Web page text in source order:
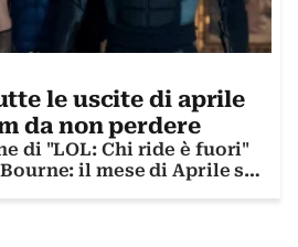
le uscite di aprile
da non perdere
di "LOL: Chi ride è fuori"
il mese di Aprile su